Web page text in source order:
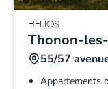
HELIOS
Thonon-
55/57
Appartements